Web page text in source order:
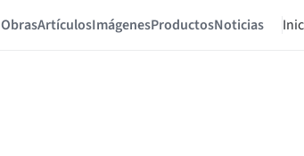
ObrasArtículosImágenesProductosNoticias